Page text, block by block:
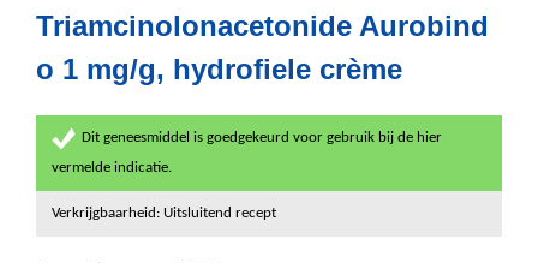
Triamcinolonacetonide Aurobind
o 1 mg/g, hydrofiele crème
Dit geneesmiddel is goedgekeurd voor gebruik bij de hier
vermelde indicatie.
Verkrijgbaarheid: Uitsluitend recept